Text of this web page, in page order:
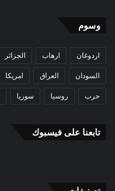
وسوم
اردوغان ارهاب الجزائر
السودان العراق امريكا
حرب روسيا سوريا
تابعنا على فيسبوك